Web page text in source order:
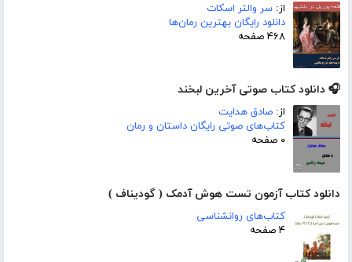
از: سر والتر اسکات
دانلود رایگان بهترین رمان‌ها
۴۶۸ صفحه
🎧 دانلود کتاب صوتی آخرین لبخند
از: صادق هدایت
کتاب‌های صوتی رایگان داستان و رمان
۰ صفحه
دانلود کتاب آزمون تست هوش آدمک ( گودیناف )
کتاب‌های روانشناسی
۴ صفحه